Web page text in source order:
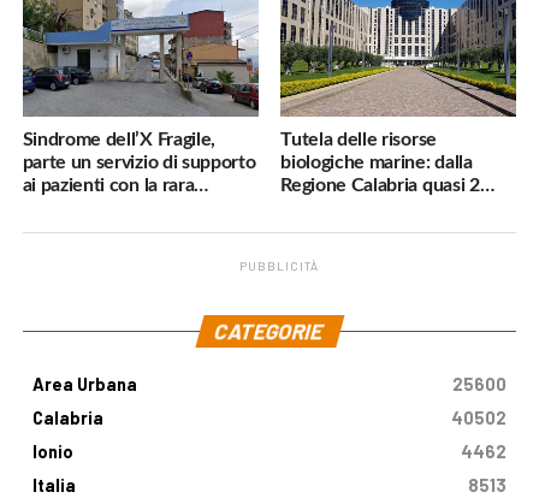
Sindrome dell’X Fragile,
parte un servizio di supporto
ai pazienti con la rara
Tutela delle risorse
biologiche marine: dalla
Regione Calabria quasi 2
PUBBLICITÀ
CATEGORIE
Area Urbana
25600
Calabria
40502
Ionio
4462
Italia
8513